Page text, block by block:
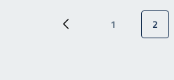
Paginazione
Pagina precedente
Pagina
1 2